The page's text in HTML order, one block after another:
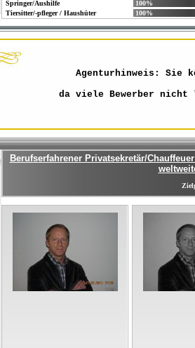
Springer/Aushilfe
100%
Tiersitter/-pfleger / Haushüter
100%
Agenturhinweis: Sie
da viele Bewerber nicht
Berufserfahrener Privatsekretär/